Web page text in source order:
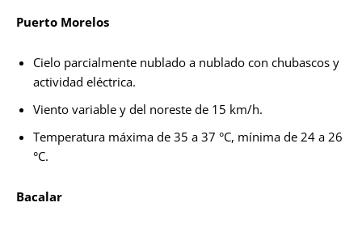
Puerto Morelos
Cielo parcialmente nublado a nublado con chubascos y
actividad eléctrica.
Viento variable y del noreste de 15 km/h.
Temperatura máxima de 35 a 37 °C, mínima de 24 a 26
°C.
Bacalar